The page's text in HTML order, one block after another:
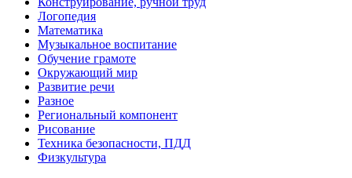
Логопедия
Математика
Музыкальное воспитание
Обучение грамоте
Окружающий мир
Развитие речи
Разное
Региональный компонент
Рисование
Техника безопасности, ПДД
Физкультура